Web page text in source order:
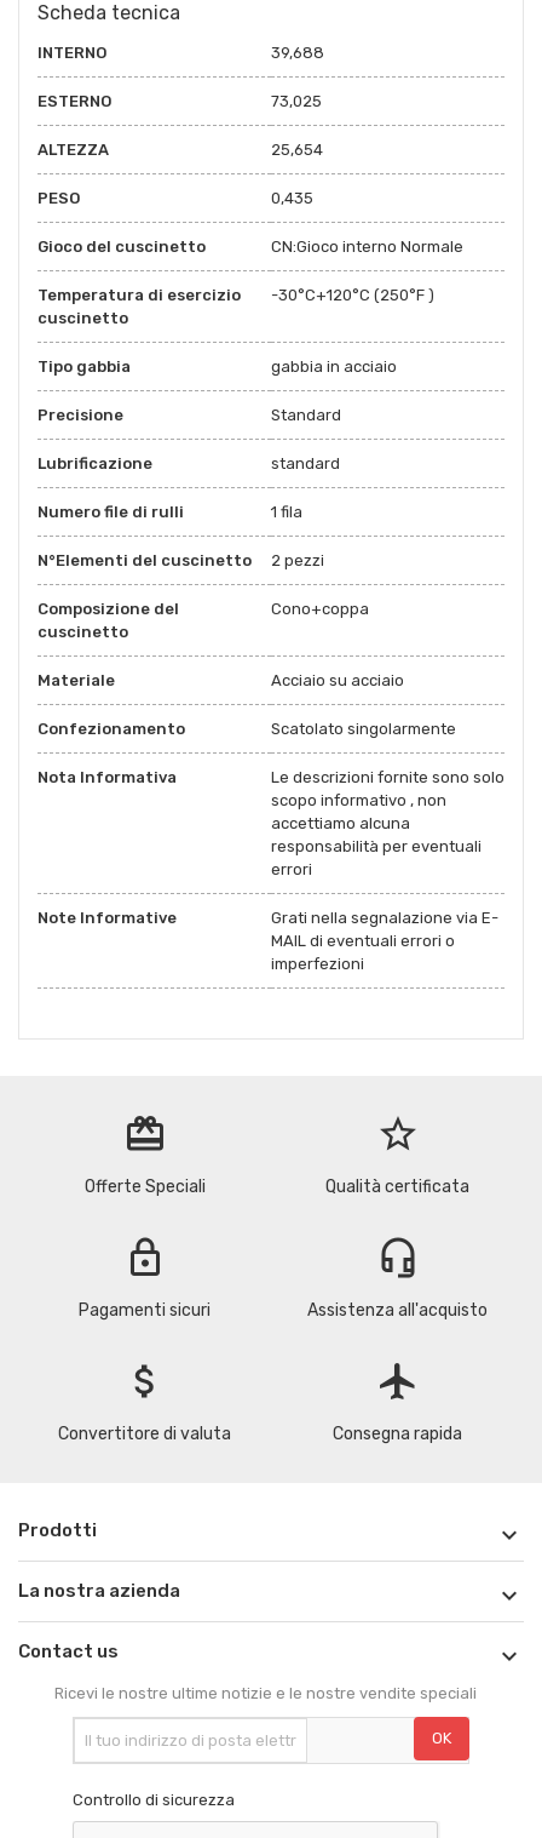
Scheda tecnica
INTERNO 39,688
ESTERNO 73,025
ALTEZZA 25,654
PESO 0,435
Gioco del cuscinetto CN:Gioco interno Normale
Temperatura di esercizio
cuscinetto
-30°C+120°C (250°F )
Tipo gabbia gabbia in acciaio
Precisione Standard
Lubrificazione standard
Numero file di rulli 1 fila
N°Elementi del cuscinetto 2 pezzi
Composizione del
cuscinetto
Cono+coppa
Materiale Acciaio su acciaio
Confezionamento Scatolato singolarmente
Nota Informativa
Le descrizioni fornite sono solo
scopo informativo , non
accettiamo alcuna
responsabilità per eventuali
errori
Note Informative
Grati nella segnalazione via E-
MAIL di eventuali errori o
imperfezioni
redeem
Offerte Speciali
star_border
Qualità certificata
lock
Pagamenti sicuri
headset_mic
Assistenza all'acquisto
attach_money
Convertitore di valuta
flight
Consegna rapida
Prodotti 
La nostra azienda 
Contact us 
Ricevi le nostre ultime notizie e le nostre vendite speciali
Controllo di sicurezza